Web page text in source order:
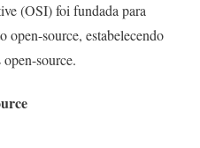
(OSI) foi fundada para
open-source, estabelecendo
source.